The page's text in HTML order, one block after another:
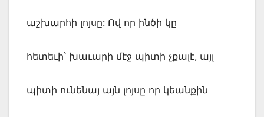
աշխարհի լոյսը: Ով որ ինծի կը
հետեւի՝ խաւարի մէջ պիտի չքալէ, այլ
պիտի ունենայ այն լոյսը որ կեանքին